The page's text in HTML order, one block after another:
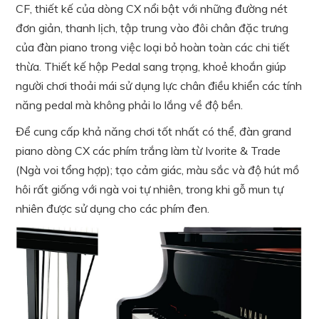
CF, thiết kế của dòng CX nổi bật với những đường nét
đơn giản, thanh lịch, tập trung vào đôi chân đặc trưng
của đàn piano trong việc loại bỏ hoàn toàn các chi tiết
thừa. Thiết kế hộp Pedal sang trọng, khoẻ khoắn giúp
người chơi thoải mái sử dụng lực chân điều khiển các tính
năng pedal mà không phải lo lắng về độ bền.
Để cung cấp khả năng chơi tốt nhất có thể, đàn grand
piano dòng CX các phím trắng làm từ Ivorite & Trade
(Ngà voi tổng hợp); tạo cảm giác, màu sắc và độ hút mồ
hôi rất giống với ngà voi tự nhiên, trong khi gỗ mun tự
nhiên được sử dụng cho các phím đen.